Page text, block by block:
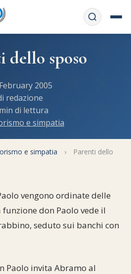
APP web
Informativa Privacy
Libri di preghiera
Regole di Halachà
La tradizione orale
Momenti di Torah
Orari di Shabbat
Convertitore di date
Vendita del chametz
Mappa del sito
Cucina tipica
Mangiare casher
dello sposo
2005
redazione
di lettura
e simpatia
e simpatia ›
Parenti dello
vengono ordinate delle
don Paolo vede il
seduto sui banchi con
Paolo invita Abramo al